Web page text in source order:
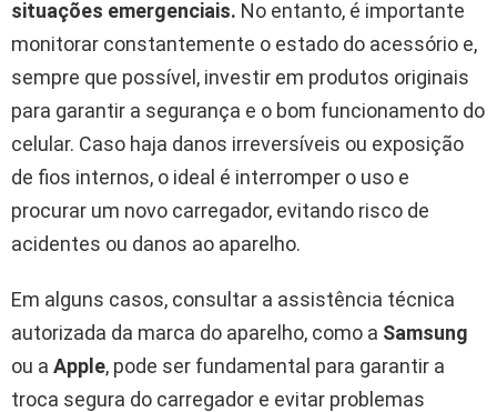
situações emergenciais. No entanto, é importante
monitorar constantemente o estado do acessório e,
sempre que possível, investir em produtos originais
para garantir a segurança e o bom funcionamento do
celular. Caso haja danos irreversíveis ou exposição
de fios internos, o ideal é interromper o uso e
procurar um novo carregador, evitando risco de
acidentes ou danos ao aparelho.
Em alguns casos, consultar a assistência técnica
autorizada da marca do aparelho, como a Samsung
ou a Apple, pode ser fundamental para garantir a
troca segura do carregador e evitar problemas